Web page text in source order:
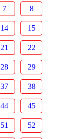
7 8
14 15
21 22
28 29
37 38
44 45
51 52